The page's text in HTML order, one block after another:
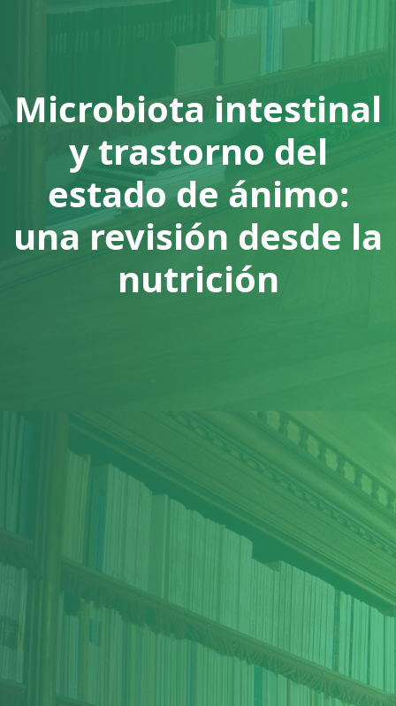
Microbiota intestinal
y trastorno del
estado de ánimo:
una revisión desde la
nutrición